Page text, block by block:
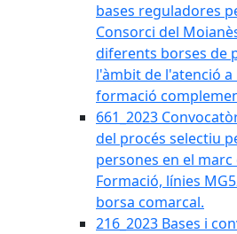
bases reguladores
Consorci del
diferents borses de
l'àmbit de l'atenció
formació
661_2023
del procés selectiu
persones en el
Formació, línies
borsa comarcal.
216_2023 Bases i